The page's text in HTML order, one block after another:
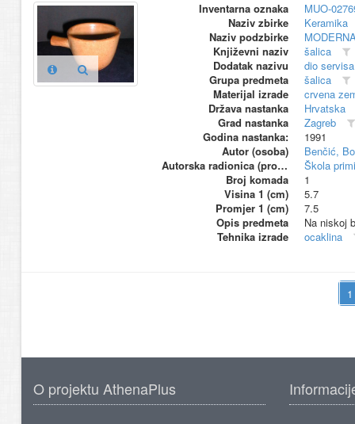
Inventarna oznaka
MUO-
Naziv zbirke
Keramika
Naziv podzbirke
Književni naziv
šalica
Dodatak nazivu
dio
Grupa predmeta
šalica
Materijal izrade
crvena
Država nastanka
Hrvatska
Grad nastanka
Zagreb
Godina nastanka:
1991
Autor (osoba)
Benčić,
Autorska radionica (proizvođač)
Škola
Broj komada
1
Visina 1 (cm)
5.7
Promjer 1 (cm)
7.5
Opis predmeta
Na niskoj
Tehnika izrade
ocaklina
O projektu AthenaPlus